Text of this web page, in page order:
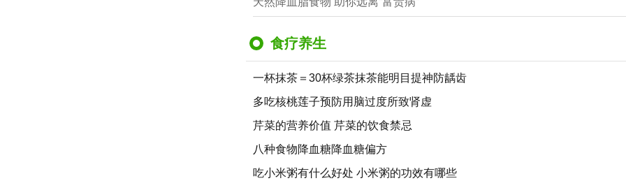
食疗养生
一杯抹茶＝30杯绿茶抹茶能明目提神防龋齿
多吃核桃莲子预防用脑过度所致肾虚
芹菜的营养价值 芹菜的饮食禁忌
八种食物降血糖降血糖偏方
吃小米粥有什么好处 小米粥的功效有哪些